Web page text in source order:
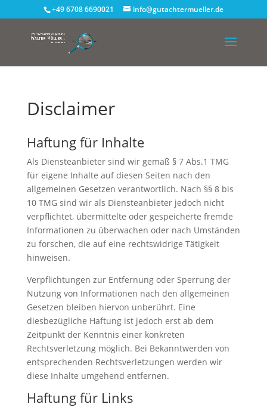
+49 6708 6690021 info@gutachtermueller.de
Disclaimer
Haftung für Inhalte
Als Diensteanbieter sind wir gemäß § 7 Abs.1 TMG
für eigene Inhalte auf diesen Seiten nach den
allgemeinen Gesetzen verantwortlich. Nach §§ 8 bis
10 TMG sind wir als Diensteanbieter jedoch nicht
verpflichtet, übermittelte oder gespeicherte fremde
Informationen zu überwachen oder nach Umständen
zu forschen, die auf eine rechtswidrige Tätigkeit
hinweisen.
Verpflichtungen zur Entfernung oder Sperrung der
Nutzung von Informationen nach den allgemeinen
Gesetzen bleiben hiervon unberührt. Eine
diesbezügliche Haftung ist jedoch erst ab dem
Zeitpunkt der Kenntnis einer konkreten
Rechtsverletzung möglich. Bei Bekanntwerden von
entsprechenden Rechtsverletzungen werden wir
diese Inhalte umgehend entfernen.
Haftung für Links